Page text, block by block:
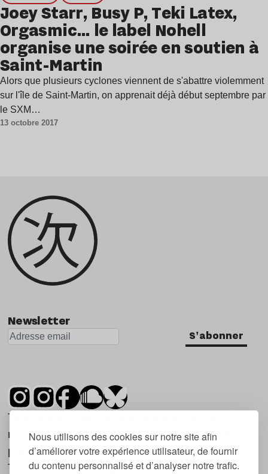
Nous utilisons des cookies sur notre site afin
d’améliorer votre expérience utilisateur, de fournir
du contenu personnalisé et d’analyser notre trafic.
Joey Starr, Busy P, Teki Latex,
Orgasmic… le label Nohell
organise une soirée en soutien à
Saint-Martin
Alors que plusieurs cyclones viennent de s'abattre violemment
sur l'île de Saint-Martin, on apprenait déjà début septembre par
le SXM…
13 octobre 2017
Newsletter
S'abonner
Tsugi est un mensuel indépendant sur la
musique et les nouvelles tendances, dont la
première parution date de 2007.
Tsugi en japonais signifie « prochain », « suivant